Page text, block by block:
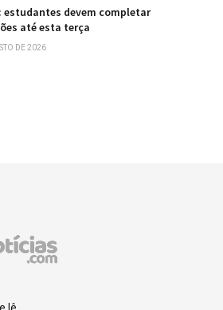
estudantes devem completar
até esta terça
DE 2026